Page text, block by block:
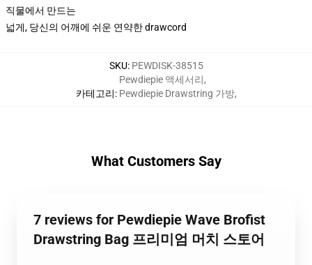
직물에서 만드는
넓게, 당신의 어깨에 쉬운 연약한 drawcord
SKU: PEWDISK-38515
카테고리:
Pewdiepie 액세서리,
Pewdiepie Drawstring 가방,
What Customers Say
7 reviews for Pewdiepie Wave Brofist
Drawstring Bag 프리미엄 머치 스토어